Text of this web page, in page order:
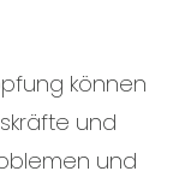
können
und
und